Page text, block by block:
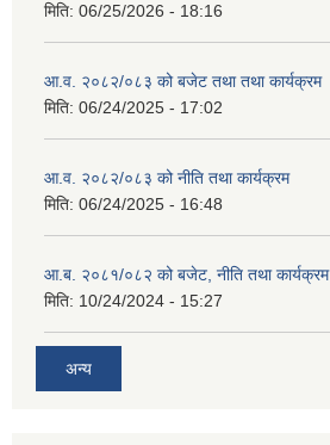
मिति: 06/25/2026 - 18:16
आ.व. २०८२/०८३ को बजेट तथा तथा कार्यक्रम
मिति: 06/24/2025 - 17:02
आ.व. २०८२/०८३ को नीति तथा कार्यक्रम
मिति: 06/24/2025 - 16:48
आ.ब. २०८१/०८२ को बजेट, नीति तथा कार्यक्रम
मिति: 10/24/2024 - 15:27
अन्य